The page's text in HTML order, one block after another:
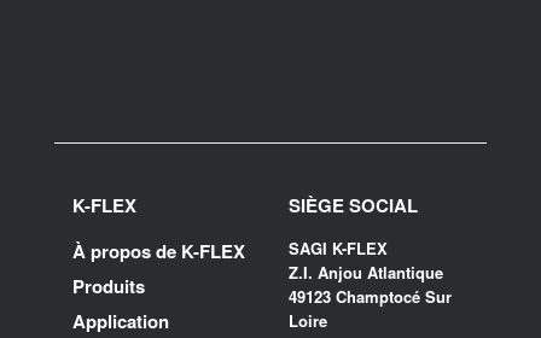
K-FLEX
À propos de K-FLEX
Produits
Application
SIÈGE SOCIAL
SAGI K-FLEX
Z.I. Anjou Atlantique
49123 Champtocé Sur
Loire